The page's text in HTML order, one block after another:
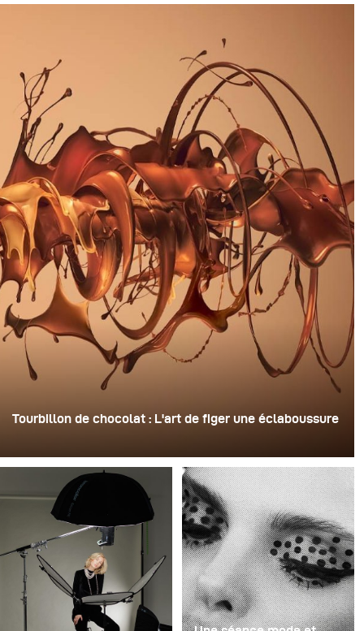
Tourbillon de chocolat : L'art de figer une éclaboussure
à champagne jetables en plastique bon marché. Il en a
retiré les pieds, percé un trou au centre de chacune
d'elles, puis les a empilées sur une perceuse. Cela a
créé une structure rotative à plusieurs niveaux capable
de retenir le liquide avant de le libérer.